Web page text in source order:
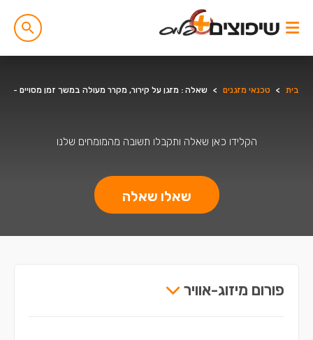
בית > טכנאי מזגנים > שאלה : מזגן על קירור, מקרר מעולה במשך זמן מסויים -
הקלידו כאן שאלה ותקבלו תשובה מהמומחים שלנו
שאלו שאלה
פורום מיזוג-אוויר